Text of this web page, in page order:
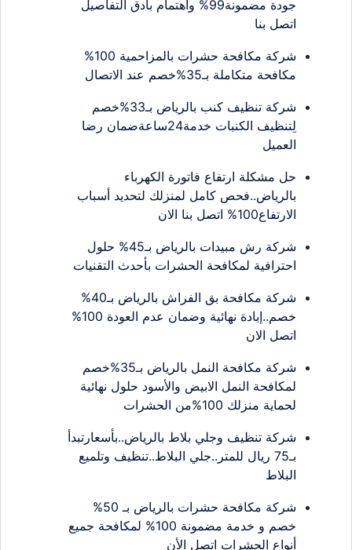
جودة مضمونة99% واهتمام بأدق التفاصيل
اتصل بنا
شركة مكافحة حشرات بالمزاحمية 100%
مكافحة متكاملة بـ35%خصم عند الاتصال
شركة تنظيف كنب بالرياض بـ33%خصم
لِتنظيف الكنبات خدمة24ساعةضمان رضا
العميل
حل مشكلة ارتفاع فاتورة الكهرباء
بالرياض..فحص كامل لمنزلك لتحديد أسباب
الارتفاع100% اتصل بنا الان
شركة رش مبيدات بالرياض بـ45% حلول
احترافية لمكافحة الحشرات بأحدث التقنيات
شركة مكافحة بق الفراش بالرياض بـ40%
خصم..إبادة نهائية وضمان عدم العودة 100%
اتصل الان
شركة مكافحة النمل بالرياض بـ35%خصم
لمكافحة النمل الابيض والأسود حلول نهائية
لحماية منزلك 100%من الحشرات
شركة تنظيف وجلي بلاط بالرياض..بأسعارتبدأ
بـ75 ريال للمتر..جلي البلاط..تنظيف وتلميع
البلاط
شركة مكافحة حشرات بالرياض بـ 50%
خصم و خدمة مضمونة 100% لمكافحة جميع
أنواع الحشرات اتصل الأن